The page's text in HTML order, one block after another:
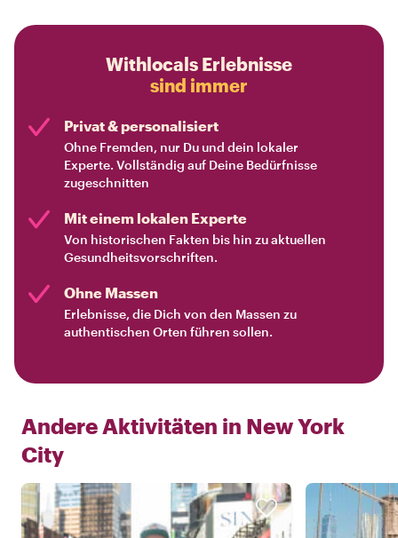
Withlocals Erlebnisse
sind immer
Privat & personalisiert
Ohne Fremden, nur Du und dein lokaler
Experte. Vollständig auf Deine Bedürfnisse
zugeschnitten
Mit einem lokalen Experte
Von historischen Fakten bis hin zu aktuellen
Gesundheitsvorschriften.
Ohne Massen
Erlebnisse, die Dich von den Massen zu
authentischen Orten führen sollen.
Andere Aktivitäten in New York
City